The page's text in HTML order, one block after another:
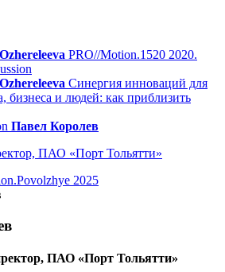
PRO//Motion.1520 2020.
Синергия инноваций для
бизнеса и людей: как приблизить
Павел Королев
ПАО «Порт Тольятти»
2025
ПАО «Порт Тольятти»